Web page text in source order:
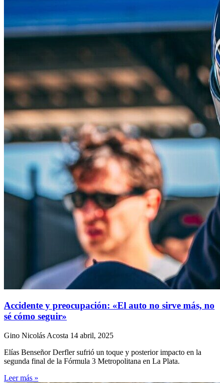
Accidente y preocupación: «El auto no sirve más, no
sé cómo seguir»
Gino Nicolás Acosta 14 abril, 2025
Elías Benseñor Derfler sufrió un toque y posterior impacto en la
segunda final de la Fórmula 3 Metropolitana en La Plata.
Leer más »